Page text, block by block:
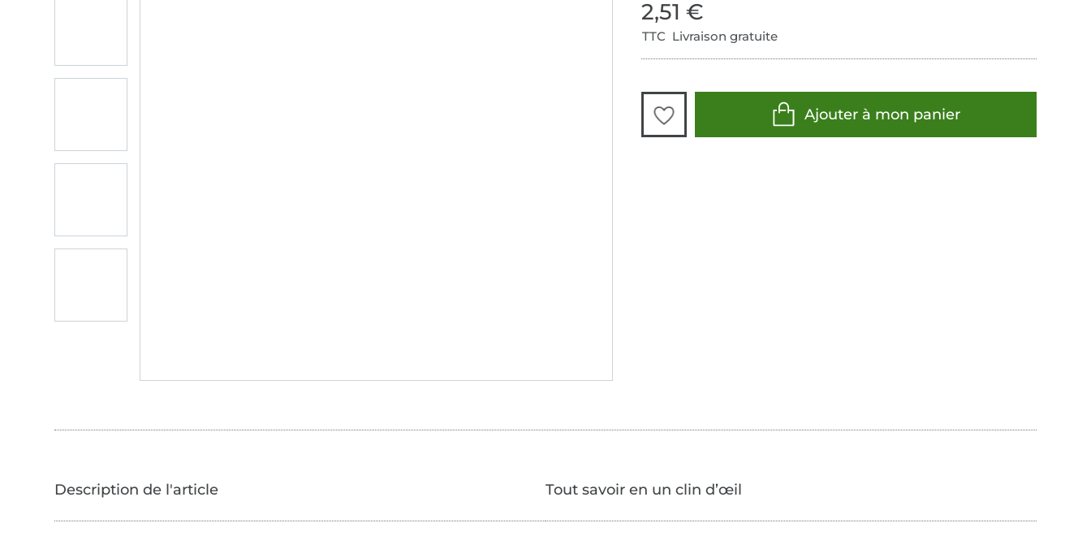
2,51 €
TTC Livraison gratuite
Ajouter à mon panier
Tout savoir en un clin d’œil